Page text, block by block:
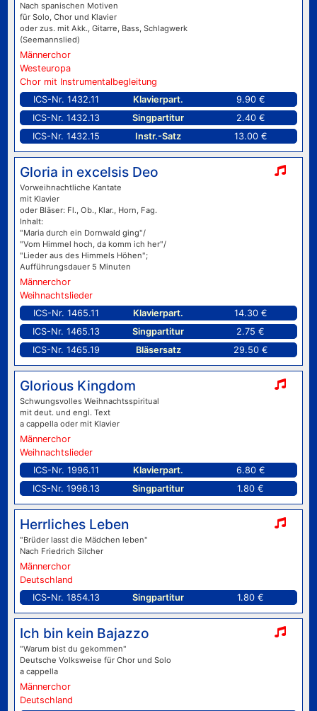
Nach spanischen Motiven
für Solo, Chor und Klavier
oder zus. mit Akk., Gitarre, Bass, Schlagwerk
(Seemannslied)
Männerchor
Westeuropa
Chor mit Instrumentalbegleitung
ICS-Nr. 1432.11
Klavierpart.
9.90 €
ICS-Nr. 1432.13
Singpartitur
2.40 €
ICS-Nr. 1432.15
Instr.-Satz 13.00 €
Gloria in excelsis Deo
Vorweihnachtliche Kantate
mit Klavier
oder Bläser: Fl., Ob., Klar., Horn, Fag.
Inhalt:
"Maria durch ein Dornwald ging"/
"Vom Himmel hoch, da komm ich her"/
"Lieder aus des Himmels Höhen";
Aufführungsdauer 5 Minuten
Männerchor
Weihnachtslieder
ICS-Nr. 1465.11
Klavierpart.
14.30 €
ICS-Nr. 1465.13
Singpartitur
2.75 €
ICS-Nr. 1465.19
Bläsersatz 29.50 €
Glorious Kingdom
Schwungsvolles Weihnachtsspiritual
mit deut. und engl. Text
a cappella oder mit Klavier
Männerchor
Weihnachtslieder
ICS-Nr. 1996.11
Klavierpart.
6.80 €
ICS-Nr. 1996.13
Singpartitur 1.80 €
Herrliches Leben
"Brüder lasst die Mädchen leben"
Nach Friedrich Silcher
Männerchor
Deutschland
ICS-Nr. 1854.13
Singpartitur 1.80 €
Ich bin kein Bajazzo
"Warum bist du gekommen"
Deutsche Volksweise für Chor und Solo
a cappella
Männerchor
Deutschland